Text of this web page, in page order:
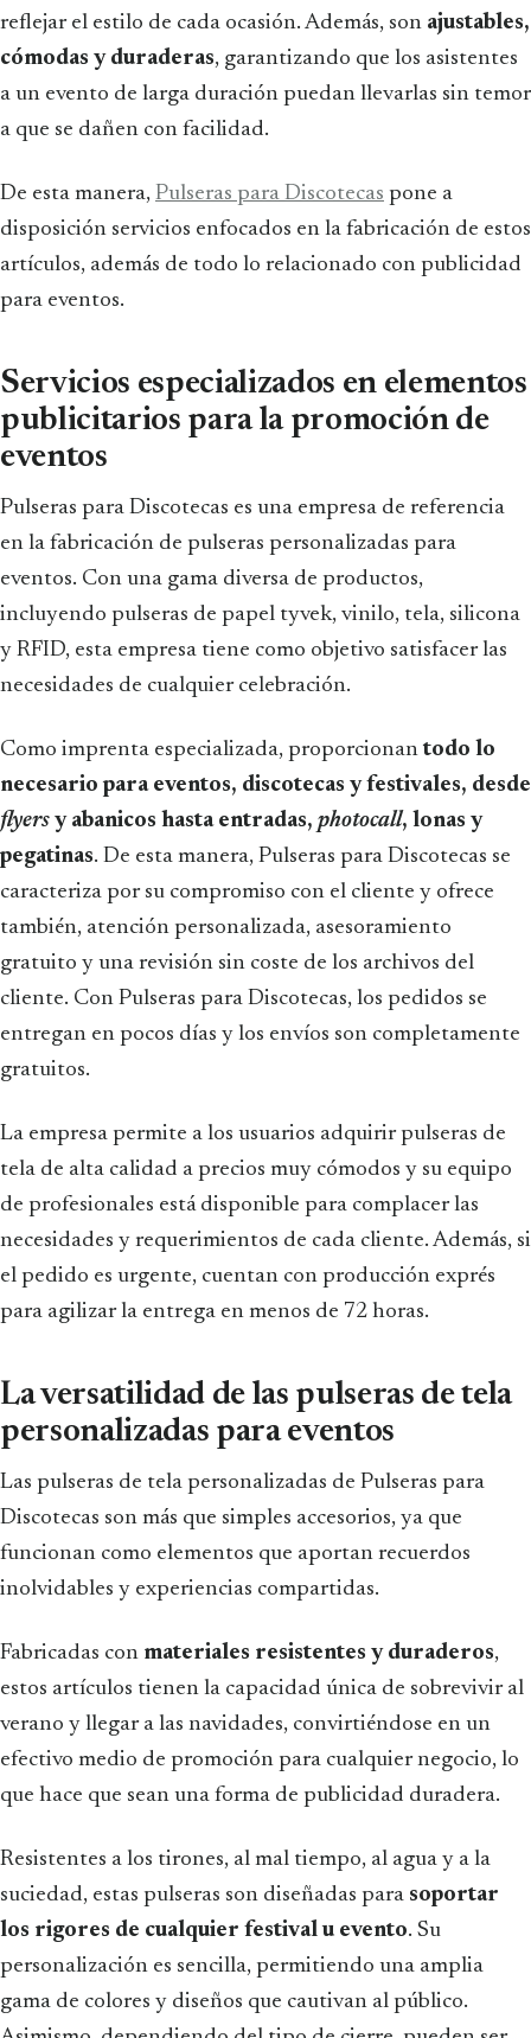
reflejar el estilo de cada ocasión. Además, son ajustables,
cómodas y duraderas, garantizando que los asistentes
a un evento de larga duración puedan llevarlas sin temor
a que se dañen con facilidad.
De esta manera, Pulseras para Discotecas pone a
disposición servicios enfocados en la fabricación de estos
artículos, además de todo lo relacionado con publicidad
para eventos.
Servicios especializados en elementos
publicitarios para la promoción de
eventos
Pulseras para Discotecas es una empresa de referencia
en la fabricación de pulseras personalizadas para
eventos. Con una gama diversa de productos,
incluyendo pulseras de papel tyvek, vinilo, tela, silicona
y RFID, esta empresa tiene como objetivo satisfacer las
necesidades de cualquier celebración.
Como imprenta especializada, proporcionantodo lo
necesario para eventos, discotecas y festivales, desde
flyers y abanicos hasta entradas, photocall, lonas y
pegatinas. De esta manera, Pulseras para Discotecas se
caracteriza por su compromiso con el cliente y ofrece
también, atención personalizada, asesoramiento
gratuito y una revisión sin coste de los archivos del
cliente. Con Pulseras para Discotecas, los pedidos se
entregan en pocos días y los envíos son completamente
gratuitos.
La empresa permite a los usuarios adquirir pulseras de
tela de alta calidad a precios muy cómodos y su equipo
de profesionales está disponible para complacer las
necesidades y requerimientos de cada cliente. Además, si
el pedido es urgente, cuentan con producción exprés
para agilizar la entrega en menos de 72 horas.
La versatilidad de las pulseras de tela
personalizadas para eventos
Las pulseras de tela personalizadas de Pulseras para
Discotecas son más que simples accesorios, ya que
funcionan como elementos que aportan recuerdos
inolvidables y experiencias compartidas.
Fabricadas con materiales resistentes y duraderos,
estos artículos tienen la capacidad única de sobrevivir al
verano y llegar a las navidades, convirtiéndose en un
efectivo medio de promoción para cualquier negocio, lo
que hace que sean una forma de publicidad duradera.
Resistentes a los tirones, al mal tiempo, al agua y a la
suciedad, estas pulseras son diseñadas para soportar
los rigores de cualquier festival u evento. Su
personalización es sencilla, permitiendo una amplia
gama de colores y diseños que cautivan al público.